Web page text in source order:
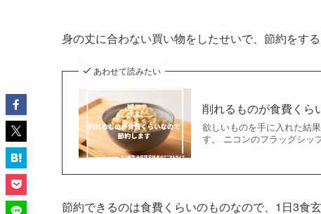
身の丈に合わない買い物をしたせいで、節約をする
あわせて読みたい
削れるものが食費くら
欲しいものを手に入れた結
す。 ニコンのフラッグシッ
節約できるのは食費くらいのものなので、1日3食